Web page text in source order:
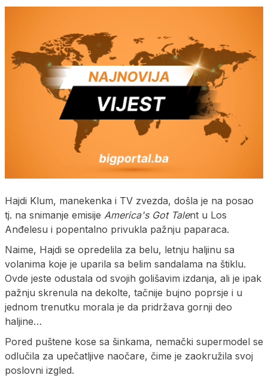
Hajdi Klum, manekenka i TV zvezda, došla je na posao
tj. na snimanje emisije America's Got Talent u Los
Anđelesu i popentalno privukla pažnju paparaca.
Naime, Hajdi se opredelila za belu, letnju haljinu sa
volanima koje je uparila sa belim sandalama na štiklu.
Ovde jeste odustala od svojih golišavim izdanja, ali je ipak
pažnju skrenula na dekolte, tačnije bujno poprsje i u
jednom trenutku morala je da pridržava gornji deo
haljine…
Pored puštene kose sa šinkama, nemački supermodel se
odlučila za upečatljive naočare, čime je zaokružila svoj
poslovni izgled.